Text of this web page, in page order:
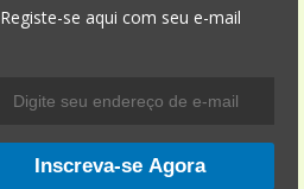
Registe-se aqui com seu e-mail